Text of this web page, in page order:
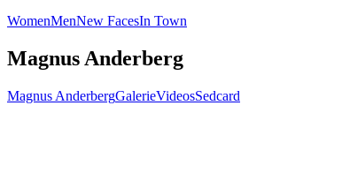
WomenMenNew FacesIn Town
Magnus Anderberg
Magnus AnderbergGalerieVideosSedcard